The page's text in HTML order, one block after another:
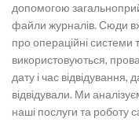
допомогою
файли журналів. Сюди
про операційні системи
використовуються,
дату і час відвідування,
відвідували. Ми
наші послуги та роботу